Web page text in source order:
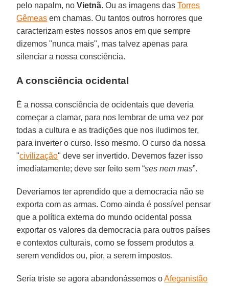
pelo napalm, noVietnã. Ou as imagens dasTorres
Gêmeas em chamas. Ou tantos outros horrores que
caracterizam estes nossos anos em que sempre
dizemos "nunca mais", mas talvez apenas para
silenciar a nossa consciência.
A consciência ocidental
É a nossa consciência de ocidentais que deveria
começar a clamar, para nos lembrar de uma vez por
todas a cultura e as tradições que nos iludimos ter,
para inverter o curso. Isso mesmo. O curso da nossa
"civilização" deve ser invertido. Devemos fazer isso
imediatamente; deve ser feito sem “ses nem mas”.
Deveríamos ter aprendido que a democracia não se
exporta com as armas. Como ainda é possível pensar
que a política externa do mundo ocidental possa
exportar os valores da democracia para outros países
e contextos culturais, como se fossem produtos a
serem vendidos ou, pior, a serem impostos.
Seria triste se agora abandonássemos oAfeganistão